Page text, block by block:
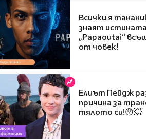
Всички я
знаят
„Papaoutai“
от човек!
Елиът Пейдж
причина за
тялото си!😯💥